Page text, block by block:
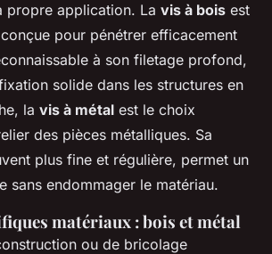
propre application. La vis à bois est
pour pénétrer efficacement
à son filetage profond,
solide dans les structures en
la vis à métal est le choix
des pièces métalliques. Sa
plus fine et régulière, permet un
sans endommager le matériau.
matériaux : bois et métal
ou de bricolage